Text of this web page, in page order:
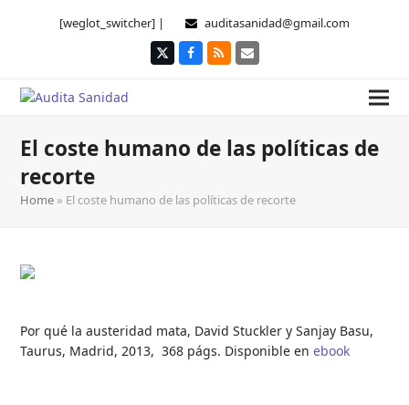
[weglot_switcher] | auditasanidad@gmail.com
TwitterFacebook
RSS Correo
El coste humano de las políticas de
recorte
Home » El coste humano de las políticas de recorte
Por qué la austeridad mata, David Stuckler y Sanjay Basu,
Taurus, Madrid, 2013, 368 págs. Disponible enebook